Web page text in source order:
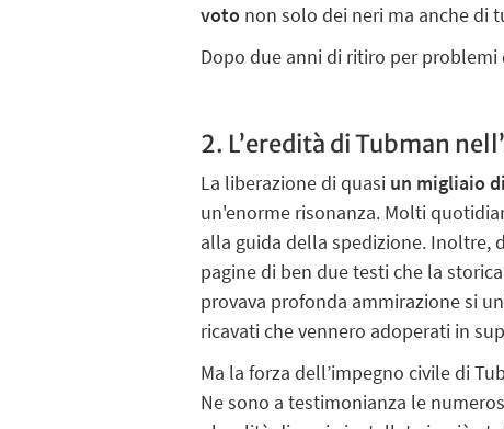
voto non solo dei neri ma anche di
Dopo due anni di ritiro per
2. L’eredità di Tubman
La liberazione di quasi un migliaio
un'enorme risonanza. Molti
alla guida della spedizione. Inoltre,
pagine di ben due testi che la storica
provava profonda ammirazione si
ricavati che vennero adoperati in
Ma la forza dell’impegno civile di
Ne sono a testimonianza le